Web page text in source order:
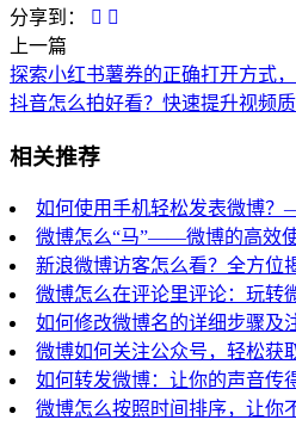
分享到：
上一篇
探索小红书薯券的正确打开方式，
抖音怎么拍好看？快速提升视频质
相关推荐
如何使用手机轻松发表微博
微博怎么“马”——微博的高效
新浪微博访客怎么看？全方位
微博怎么在评论里评论：玩转
如何修改微博名的详细步骤及
微博如何关注公众号，轻松获
如何转发微博：让你的声音传
微博怎么按照时间排序，让你